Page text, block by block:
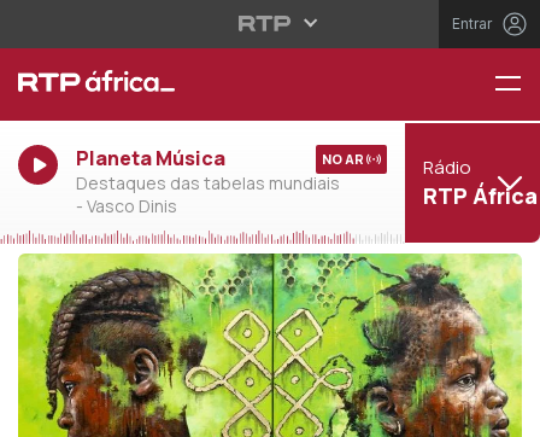
Entrar
Planeta Música
Destaques das tabelas mundiais
- Vasco Dinis
NO AR Rádio
RTP África